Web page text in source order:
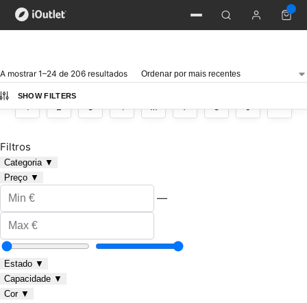
SHOW FILTERS
A mostrar 1–24 de 206 resultados
1 2 3 4 … 7 8 9
Filtros
Categoria ▼
Preço ▼
—
Estado ▼
Capacidade ▼
Cor ▼